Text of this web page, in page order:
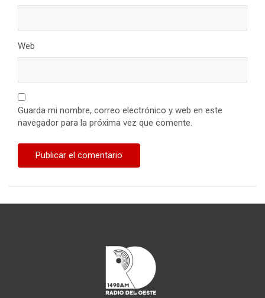
Web
Guarda mi nombre, correo electrónico y web en este
navegador para la próxima vez que comente.